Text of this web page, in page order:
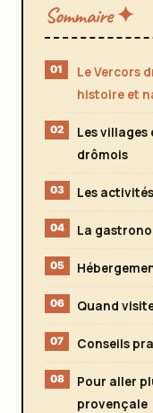
Sommaire ✦
Le Vercors
histoire et
Les villages
drômois
Les
La
Quand
Conseils
Pour aller
provençale